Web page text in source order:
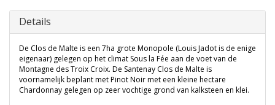
Details
De Clos de Malte is een 7ha grote Monopole (Louis Jadot is de enige
eigenaar) gelegen op het climat Sous la Fée aan de voet van de
Montagne des Troix Croix. De Santenay Clos de Malte is
voornamelijk beplant met Pinot Noir met een kleine hectare
Chardonnay gelegen op zeer vochtige grond van kalksteen en klei.